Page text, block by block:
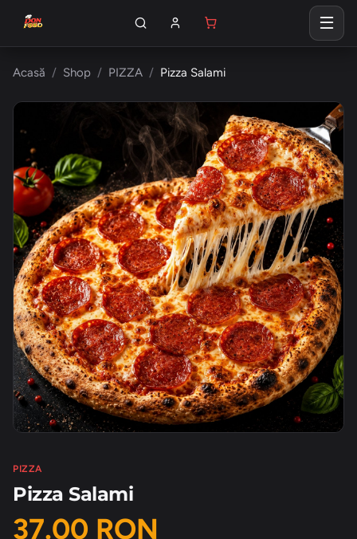
Acasă Shop PIZZA Pizza Salami
PIZZA
Pizza Salami
37.00 RON